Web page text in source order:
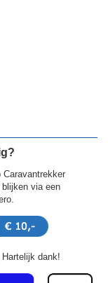
via een
dank!